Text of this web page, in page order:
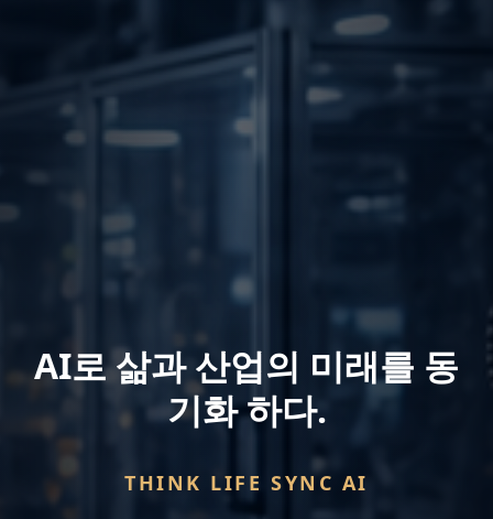
AI로 삶과 산업의 미래를 동
기화 하다.
THINK LIFE SYNC AI